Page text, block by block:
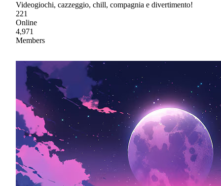
Videogiochi, cazzeggio, chill, compagnia e divertimento!
221
Online
4,971
Members